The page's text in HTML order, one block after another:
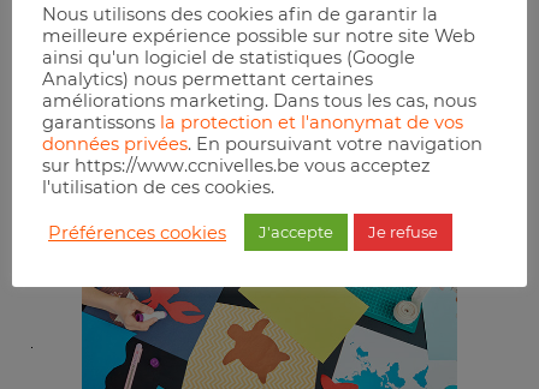
Nous utilisons des cookies afin de garantir la
meilleure expérience possible sur notre site Web
ainsi qu'un logiciel de statistiques (Google
Analytics) nous permettant certaines
améliorations marketing. Dans tous les cas, nous
garantissons la protection et l'anonymat de vos
données privées. En poursuivant votre navigation
sur https://www.ccnivelles.be vous acceptez
l'utilisation de ces cookies.
Préférences cookies J'accepte Je refuse